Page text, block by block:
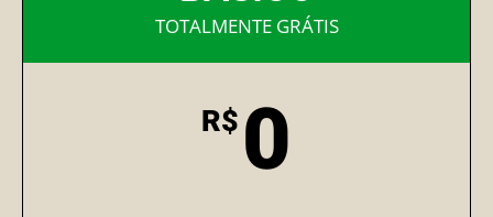
TOTALMENTE GRÁTIS
R$ 0